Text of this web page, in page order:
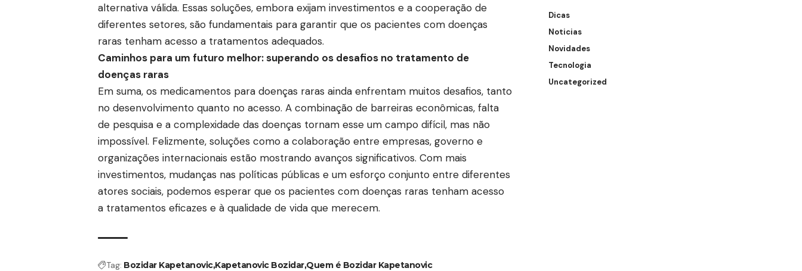
alternativa válida. Essas soluções, embora exijam investimentos e a cooperação de
diferentes setores, são fundamentais para garantir que os pacientes com doenças
raras tenham acesso a tratamentos adequados.
Caminhos para um futuro melhor: superando os desafios no tratamento de
doenças raras
Em suma, os medicamentos para doenças raras ainda enfrentam muitos desafios, tanto
no desenvolvimento quanto no acesso. A combinação de barreiras econômicas, falta
de pesquisa e a complexidade das doenças tornam esse um campo difícil, mas não
impossível. Felizmente, soluções como a colaboração entre empresas, governo e
organizações internacionais estão mostrando avanços significativos. Com mais
investimentos, mudanças nas políticas públicas e um esforço conjunto entre diferentes
atores sociais, podemos esperar que os pacientes com doenças raras tenham acesso
a tratamentos eficazes e à qualidade de vida que merecem.
Tag: Bozidar KapetanovicKapetanovic BozidarQuem é Bozidar Kapetanovic
Dicas
Noticias
Novidades
Tecnologia
Uncategorized